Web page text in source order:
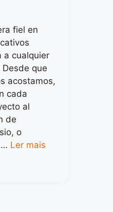
fiel en
a cualquier
Desde que
acostamos,
cada
al
de
o
… Ler mais